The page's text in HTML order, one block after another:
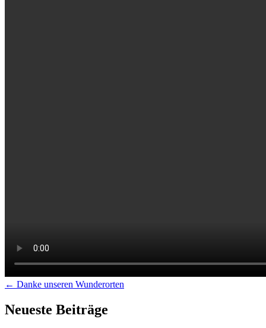
Artikel-
Navigation
← Danke unseren Wunderorten
Neueste Beiträge